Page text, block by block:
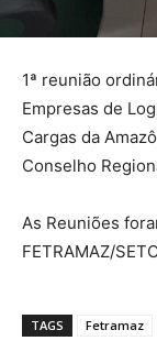
1ª reunião
Empresas de
Cargas da
Conselho
As Reuniões
FETRAMAZ/
TAGS Fetramaz